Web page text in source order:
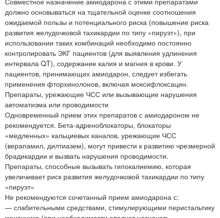
должно основываться на тщательной оценке соотношения
ожидаемой пользы и потенциального риска (повышение риска
развития желудочковой тахикардии по типу «пируэт»), при
использовании таких комбинаций необходимо постоянно
контролировать ЭКГ пациентов (для выявления удлинения
интервала QT), содержание калия и магния в крови. У
пациентов, принимающих амиодарон, следует избегать
применения фторхинолонов, включая моксифлоксацин.
Препараты, урежающие ЧСС или вызывающие нарушения
автоматизма или проводимости
Одновременный прием этих препаратов с амиодароном не
рекомендуется. Бета-адреноблокаторы, блокаторы
«медленных» кальциевых каналов, урежающие ЧСС
(верапамил, дилтиазем), могут привести к развитию чрезмерной
брадикардии и вызвать нарушения проводимости.
Препараты, способные вызывать гипокалиемию, которая
увеличивает риск развития желудочковой тахикардии по типу
«пируэт»
Не рекомендуются сочетанный прием амиодарона с:
— слабительными средствами, стимулирующими перистальтику